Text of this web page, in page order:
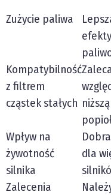
Zużycie paliwa
Kompatybilność
z filtrem
cząstek stałych
Wpływ na
żywotność
silnika
dla
Zalecenia